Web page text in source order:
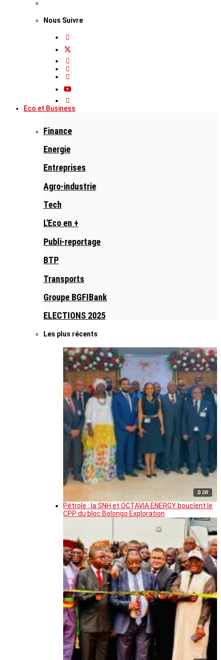
Nous Suivre
Eco et Business
Finance
Energie
Entreprises
Agro-industrie
Tech
L'Eco en +
Publi-reportage
BTP
Transports
Groupe BGFIBank
ELECTIONS 2025
Les plus récents
© DR
Pétrole : la SNH et OCTAVIA ENERGY bouclent le
CPP du bloc Bolongo Exploration